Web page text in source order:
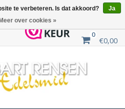
0
€0,00
te verbeteren. Is dat akkoord?
Ja
Meer over cookies »